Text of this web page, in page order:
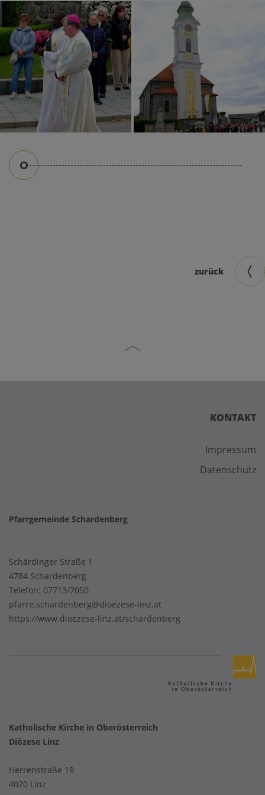
zurück
KONTAKT
Impressum
Datenschutz
Pfarrgemeinde Schardenberg
Schärdinger Straße 1
4784 Schardenberg
Telefon: 07713/7050
pfarre.schardenberg@dioezese-linz.at
https://www.dioezese-linz.at/schardenberg
Katholische Kirche in Oberösterreich
Diözese Linz
Herrenstraße 19
4020 Linz